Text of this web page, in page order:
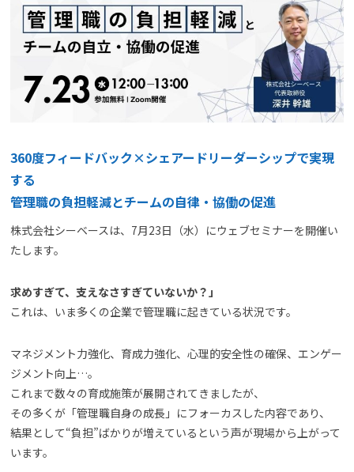
よくある質問
資料請求(無料) お見積もり依頼
360度フィードバック×シェアードリーダーシップで実現
する
管理職の負担軽減とチームの自律・協働の促進
株式会社シーベースは、7月23日（水）にウェブセミナーを開催い
たします。
求めすぎて、支えなさすぎていないか？」
これは、いま多くの企業で管理職に起きている状況です。
マネジメント力強化、育成力強化、心理的安全性の確保、エンゲー
ジメント向上…。
これまで数々の育成施策が展開されてきましたが、
その多くが「管理職自身の成長」にフォーカスした内容であり、
結果として“負担”ばかりが増えているという声が現場から上がって
います。